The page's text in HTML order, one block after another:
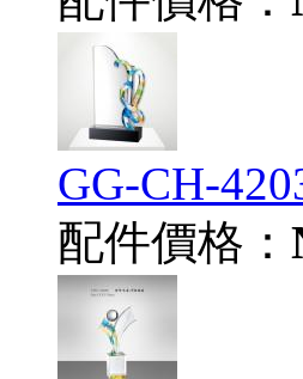
GG-CH-
配件價格：